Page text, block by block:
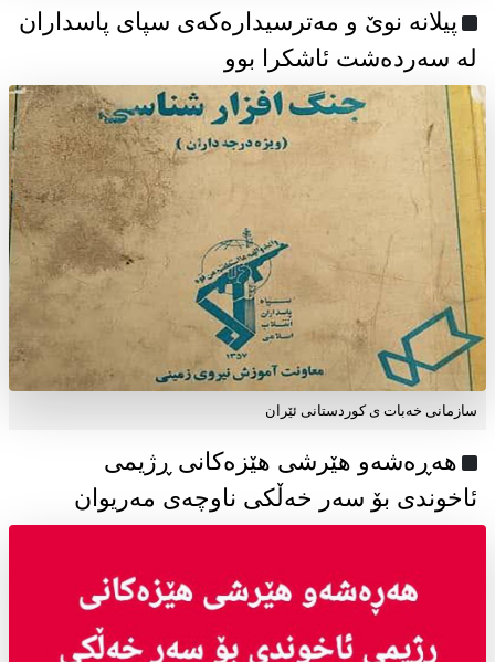
پیلانە نوێ و مەترسیدارەکەی سپای پاسداران
لە سەردەشت ئاشکرا بوو
سازمانی خەبات ی كوردستانی ئێران
هەڕەشەو هێرشی هێزەکانی ڕژیمی
ئاخوندی بۆ سەر خەڵکی ناوچەی مەریوان